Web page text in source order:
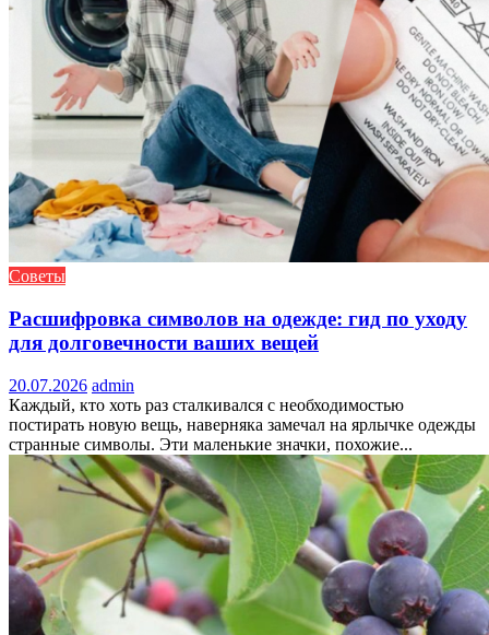
Советы
Расшифровка символов на одежде: гид по уходу
для долговечности ваших вещей
20.07.2026 admin
Каждый, кто хоть раз сталкивался с необходимостью
постирать новую вещь, наверняка замечал на ярлычке одежды
странные символы. Эти маленькие значки, похожие...